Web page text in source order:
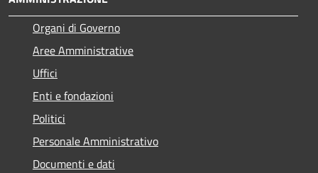
Organi di Governo
Aree Amministrative
Uffici
Enti e fondazioni
Politici
Personale Amministrativo
Documenti e dati